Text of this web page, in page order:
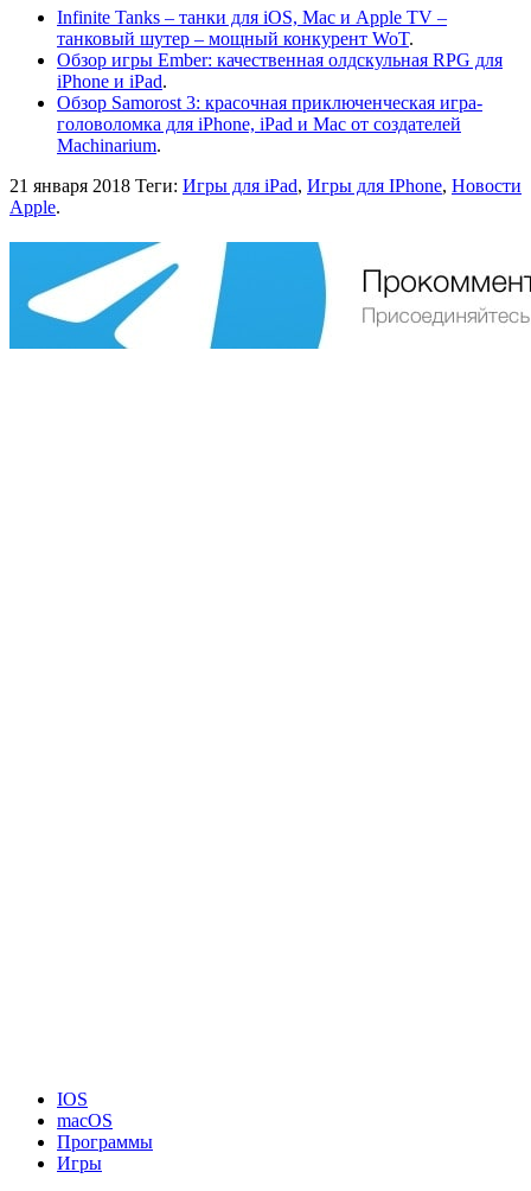
Infinite Tanks – танки для iOS, Mac и Apple TV –
танковый шутер – мощный конкурент WoT.
Обзор игры Ember: качественная олдскульная RPG для
iPhone и iPad.
Обзор Samorost 3: красочная приключенческая игра-
головоломка для iPhone, iPad и Mac от создателей
Machinarium.
21 января 2018 Теги: Игры для iPad, Игры для IPhone, Новости
Apple.
IOS
macOS
Программы
Игры